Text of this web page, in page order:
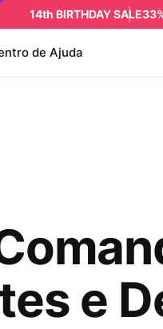
14th BIRTHDAY SALE
de Ajuda
e